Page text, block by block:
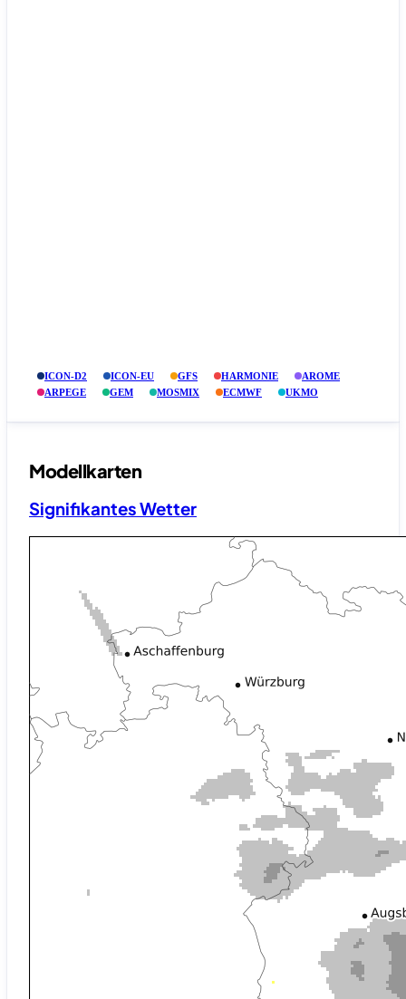
ICON-D2 ICON-EU GFS HARMONIE
AROME
ARPEGE
GEM MOSMIX ECMWF UKMO
Modellkarten
Signifikantes Wetter